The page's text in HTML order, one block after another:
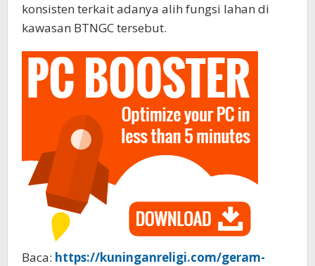
konsisten terkait adanya alih fungsi lahan di
kawasan BTNGC tersebut.‎‎
Baca: https://kuninganreligi.com/geram-